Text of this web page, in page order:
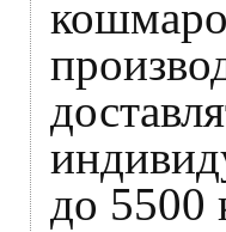
до 5500